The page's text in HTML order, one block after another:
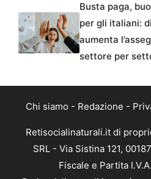
Busta paga,
per gli italiani:
aumenta
settore per
Chi siamo - Redazione -
Retisocialinaturali.it di
SRL - Via Sistina 121,
Fiscale e Partita